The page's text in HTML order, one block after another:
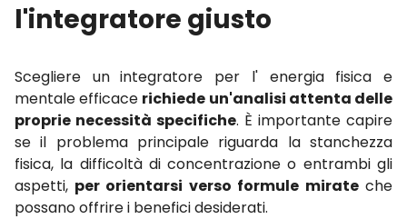
l'integratore giusto
Scegliere un integratore per l' energia fisica e
mentale efficace richiede un'analisi attenta delle
proprie necessità specifiche. È importante capire
se il problema principale riguarda la stanchezza
fisica, la difficoltà di concentrazione o entrambi gli
aspetti, per orientarsi verso formule mirateche
possano offrire i benefici desiderati.